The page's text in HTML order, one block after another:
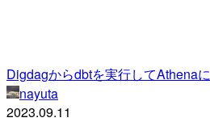
Digdagからdbtを実行してAthena
nayuta
2023.09.11